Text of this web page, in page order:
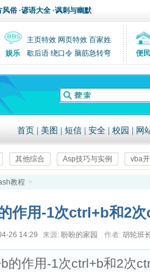
风俗 ·谚语大全 ·讽刺与幽默
主页特效 网页特效 百家姓
娱乐
歇后语 绕口令 脑筋急转弯 便民
首页 美图 短信 安全 校园 网
其他综合 Asp技巧与实例 vba
教程 >
作用-1次ctrl+b和2
26 14:29 来源: 盼盼的家园 作者: 胡轮班
的作用-1次ctrl+b和2次